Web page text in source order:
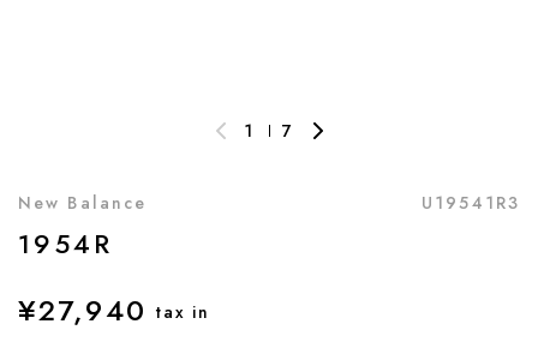
1 7
New Balance U19541R3
1954R
¥27,940 tax in